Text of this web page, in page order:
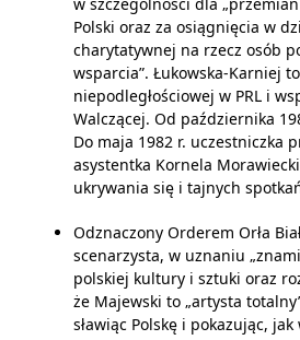
Polski oraz za osiągnięcia w
charytatywnej na rzecz osób
wsparcia”. Łukowska-Karniej
niepodległościowej w PRL i
Walczącej. Od października
Do maja 1982 r. uczestniczka
asystentka Kornela
ukrywania się i tajnych
Odznaczony Orderem Orła
scenarzysta, w uznaniu
polskiej kultury i sztuki oraz
że Majewski to „artysta
sławiąc Polskę i pokazując,